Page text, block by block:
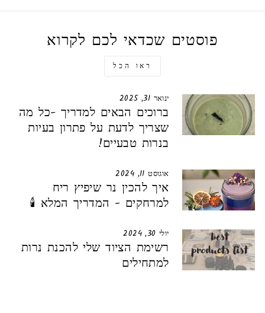
פוסטים שכדאי לכם לקרוא
ראו הכל
ינואר 31, 2025
ברוכים הבאים למדריך -כל מה
שצריך לדעת על פתרון בעיות
בנרות טבעיים!
אוגוסט 11, 2024
איך להכין נר שיפיץ ריח
למרחקים - המדריך המלא 🕯️
יולי 30, 2024
רשימת הציוד שלי להכנת נרות
למתחילים